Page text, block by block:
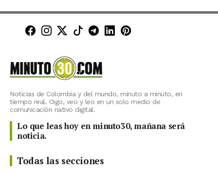
Minuto30 en Facebook
Minuto30 en Instagram
Minuto30 en X (Twitter)
Minuto30 en TikTok
Canal de Minuto30 en
Minuto30 en LinkedIn
Minuto30 en
Noticias de Colombia y del mundo, minuto a minuto, en
tiempo real. Oigo, veo y leo en un solo medio de
comunicación nativo digital.
Lo que leas hoy en minuto30, mañana será
noticia.
Todas las secciones